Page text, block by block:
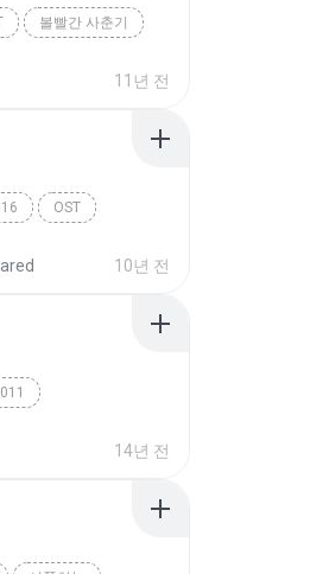
볼빨간 사춘기
11년 전
OST
10년 전
14년 전